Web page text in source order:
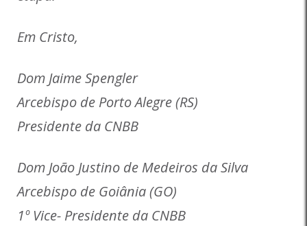
Em Cristo,
Dom Jaime Spengler
Arcebispo de Porto Alegre (RS)
Presidente da CNBB
Dom João Justino de Medeiros da Silva
Arcebispo de Goiânia (GO)
1º Vice- Presidente da CNBB